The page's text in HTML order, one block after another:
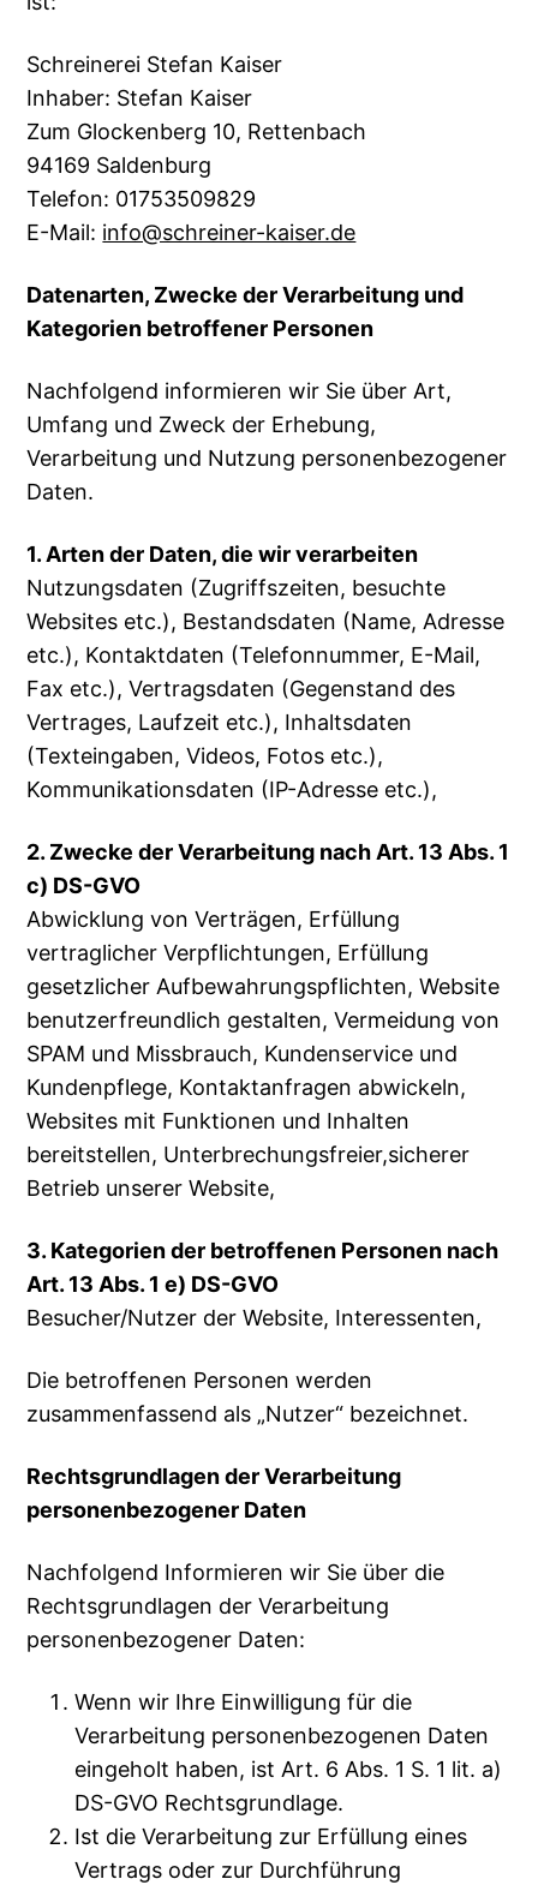
Schreinerei Stefan Kaiser
Inhaber: Stefan Kaiser
Zum Glockenberg 10, Rettenbach
94169 Saldenburg
Telefon: 01753509829
E-Mail: info@schreiner-kaiser.de
Datenarten, Zwecke der Verarbeitung und
Kategorien betroffener Personen
Nachfolgend informieren wir Sie über Art,
Umfang und Zweck der Erhebung,
Verarbeitung und Nutzung personenbezogener
Daten.
1. Arten der Daten, die wir verarbeiten
Nutzungsdaten (Zugriffszeiten, besuchte
Websites etc.), Bestandsdaten (Name, Adresse
etc.), Kontaktdaten (Telefonnummer, E-Mail,
Fax etc.), Vertragsdaten (Gegenstand des
Vertrages, Laufzeit etc.), Inhaltsdaten
(Texteingaben, Videos, Fotos etc.),
Kommunikationsdaten (IP-Adresse etc.),
2. Zwecke der Verarbeitung nach Art. 13 Abs. 1
c) DS-GVO
Abwicklung von Verträgen, Erfüllung
vertraglicher Verpflichtungen, Erfüllung
gesetzlicher Aufbewahrungspflichten, Website
benutzerfreundlich gestalten, Vermeidung von
SPAM und Missbrauch, Kundenservice und
Kundenpflege, Kontaktanfragen abwickeln,
Websites mit Funktionen und Inhalten
bereitstellen, Unterbrechungsfreier,sicherer
Betrieb unserer Website,
3. Kategorien der betroffenen Personen nach
Art. 13 Abs. 1 e) DS-GVO
Besucher/Nutzer der Website, Interessenten,
Die betroffenen Personen werden
zusammenfassend als „Nutzer“ bezeichnet.
Rechtsgrundlagen der Verarbeitung
personenbezogener Daten
Nachfolgend Informieren wir Sie über die
Rechtsgrundlagen der Verarbeitung
personenbezogener Daten:
Wenn wir Ihre Einwilligung für die
Verarbeitung personenbezogenen Daten
eingeholt haben, ist Art. 6 Abs. 1 S. 1 lit. a)
DS-GVO Rechtsgrundlage.
Ist die Verarbeitung zur Erfüllung eines
Vertrags oder zur Durchführung